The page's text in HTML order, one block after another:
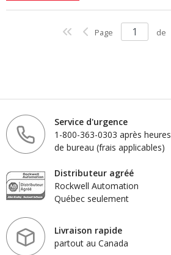
Page de
Service d'urgence
1-800-363-0303 après heures
de bureau (frais applicables)
Distributeur agréé
Rockwell Automation
Québec seulement
Livraison rapide
partout au Canada